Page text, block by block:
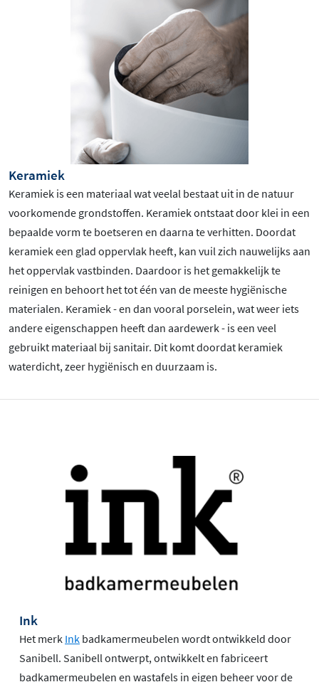
Keramiek
Keramiek is een materiaal wat veelal bestaat uit in de natuur
voorkomende grondstoffen. Keramiek ontstaat door klei in een
bepaalde vorm te boetseren en daarna te verhitten. Doordat
keramiek een glad oppervlak heeft, kan vuil zich nauwelijks aan
het oppervlak vastbinden. Daardoor is het gemakkelijk te
reinigen en behoort het tot één van de meeste hygiënische
materialen. Keramiek - en dan vooral porselein, wat weer iets
andere eigenschappen heeft dan aardewerk - is een veel
gebruikt materiaal bij sanitair. Dit komt doordat keramiek
waterdicht, zeer hygiënisch en duurzaam is.
Ink
Het merk Ink badkamermeubelen wordt ontwikkeld door
Sanibell. Sanibell ontwerpt, ontwikkelt en fabriceert
badkamermeubelen en wastafels in eigen beheer voor de